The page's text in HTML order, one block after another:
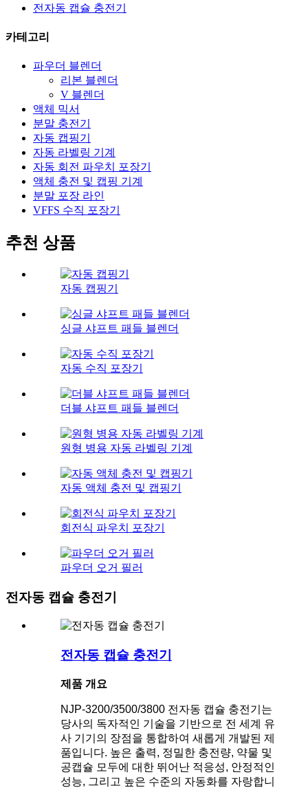
전자동 캡슐 충전기
카테고리
파우더 블렌더
리본 블렌더
V 블렌더
액체 믹서
분말 충전기
자동 캡핑기
자동 라벨링 기계
자동 회전 파우치 포장기
액체 충전 및 캡핑 기계
분말 포장 라인
VFFS 수직 포장기
추천 상품
자동 캡핑기
싱글 샤프트 패들 블렌더
자동 수직 포장기
더블 샤프트 패들 블렌더
원형 병용 자동 라벨링 기계
자동 액체 충전 및 캡핑기
회전식 파우치 포장기
파우더 오거 필러
전자동 캡슐 충전기
전자동 캡슐 충전기
제품 개요
NJP-3200/3500/3800 전자동 캡슐 충전기는
당사의 독자적인 기술을 기반으로 전 세계 유
사 기기의 장점을 통합하여 새롭게 개발된 제
품입니다. 높은 출력, 정밀한 충전량, 약물 및
공캡슐 모두에 대한 뛰어난 적응성, 안정적인
성능, 그리고 높은 수준의 자동화를 자랑합니